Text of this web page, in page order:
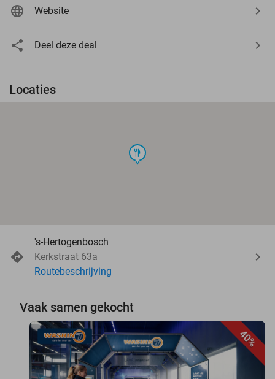
Website
Deel deze deal
Locaties
food
's-Hertogenbosch
Kerkstraat 63a
Routebeschrijving
Vaak samen gekocht
40%